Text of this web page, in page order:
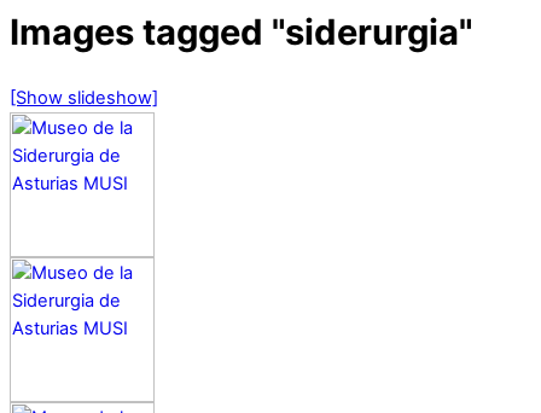
Images tagged "siderurgia"
[Show slideshow]